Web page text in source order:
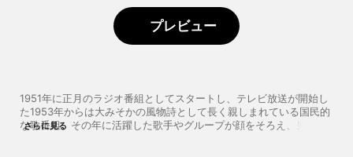
1951年に正月のラジオ番組としてスタートし、テレビ放送が開始し
た1953年からは大みそかの風物詩として長く親しまれている国民的
な歌番組。その年に活躍した歌手やグループが顔をそろえ、男女対
さらに見る
プレビュー